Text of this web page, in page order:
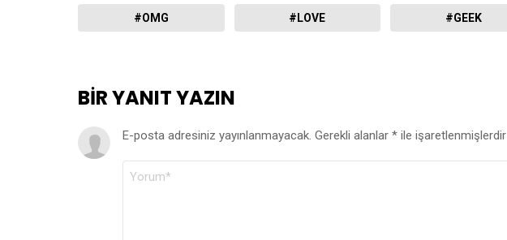
#OMG #LOVE #GEEK
BIR YANIT YAZIN
E-posta adresiniz yayınlanmayacak. Gerekli alanlar * ile işaretlenmişlerdir
YORUM